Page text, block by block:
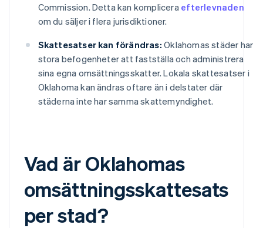
Commission. Detta kan komplicera efterlevnaden
om du säljer i flera jurisdiktioner.
Skattesatser kan förändras: Oklahomas städer har
stora befogenheter att fastställa och administrera
sina egna omsättningsskatter. Lokala skattesatser i
Oklahoma kan ändras oftare än i delstater där
städerna inte har samma skattemyndighet.
Vad är Oklahomas
omsättningsskattesats
per stad?